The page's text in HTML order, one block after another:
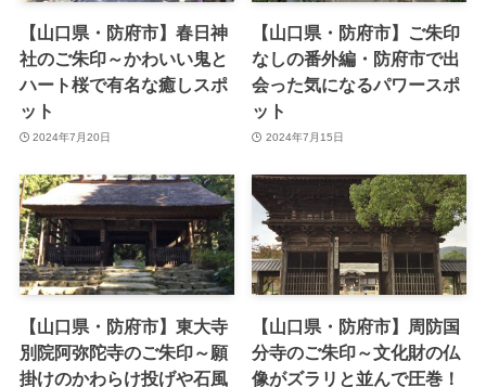
【山口県・防府市】春日神
社のご朱印～かわいい鬼と
ハート桜で有名な癒しスポ
ット
2024年7月20日
【山口県・防府市】ご朱印
なしの番外編・防府市で出
会った気になるパワースポ
ット
2024年7月15日
【山口県・防府市】東大寺
別院阿弥陀寺のご朱印～願
掛けのかわらけ投げや石風
【山口県・防府市】周防国
分寺のご朱印～文化財の仏
像がズラリと並んで圧巻！